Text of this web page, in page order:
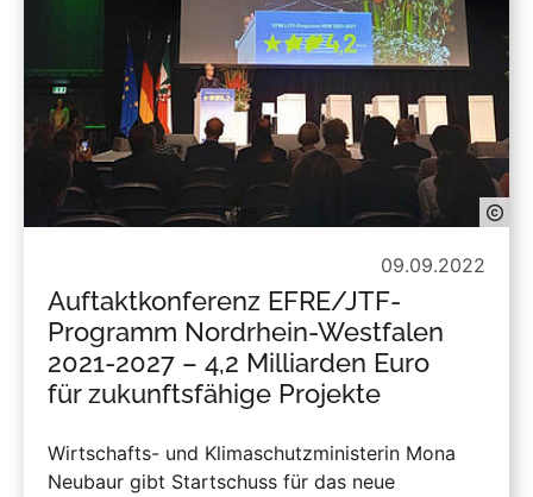
09.09.2022
Auftaktkonferenz EFRE/JTF-
Programm Nordrhein-Westfalen
2021-2027 – 4,2 Milliarden Euro
für zukunftsfähige Projekte
Wirtschafts- und Klimaschutzministerin Mona
Neubaur gibt Startschuss für das neue